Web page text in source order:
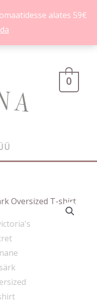
alates 59€
0